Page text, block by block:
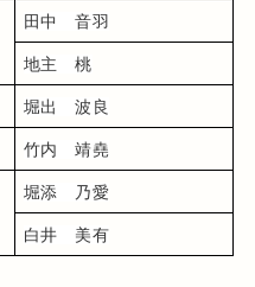
田中　音羽
地主　桃
堀出　波良
竹内　靖堯
堀添　乃愛
白井　美有